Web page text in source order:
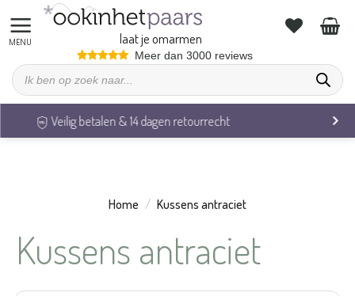
naar
inhoud
laat je omarmen
Meer dan 3000 reviews
Producten
zoeken
Veilig betalen & 14 dagen retourrecht
Home / Kussens antraciet
Kussens antraciet